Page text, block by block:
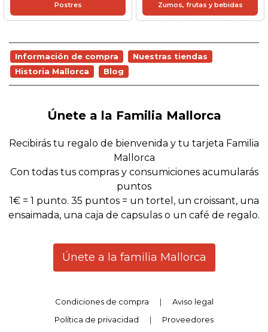
Postres Zumos, frutas y bebidas
Información de compra
Nuestras tiendas
Historia Mallorca
Blog
Únete a la Familia Mallorca
Recibirás tu regalo de bienvenida y tu tarjeta Familia
Mallorca
Con todas tus compras y consumiciones acumularás
puntos
1€ = 1 punto. 35 puntos = un tortel, un croissant, una
ensaimada, una caja de capsulas o un café de regalo.
Únete a la familia Mallorca
Condiciones de compra |
Aviso legal
Política de privacidad
|
Proveedores